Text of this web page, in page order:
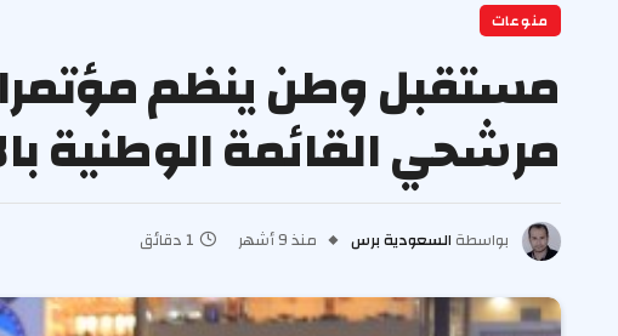
منوعات
مستقبل وطن ينظم مؤتمرا
مرشحي القائمة الوطنية
بواسطة السعودية برس منذ 9 أشهر 1 دقائق